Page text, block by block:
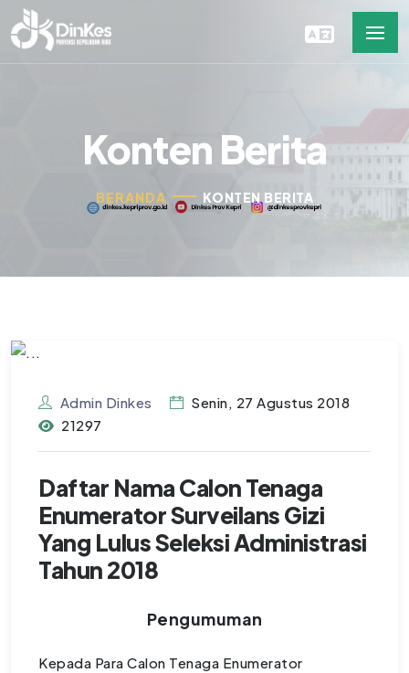
Konten Berita
BERANDA KONTEN BERITA
Admin Dinkes
Senin, 27 Agustus 2018
21297
Daftar Nama Calon Tenaga
Enumerator Surveilans Gizi
Yang Lulus Seleksi Administrasi
Tahun 2018
Pengumuman
Kepada Para Calon Tenaga Enumerator